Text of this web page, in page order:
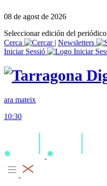
08 de agost de 2026
Seleccionar edición del periódico
Cerca
| Newsletters
Iniciar Sessió
ara mateix
10:30